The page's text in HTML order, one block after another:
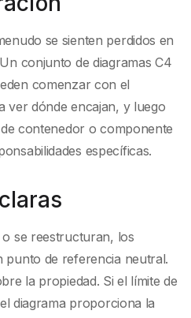
se sienten perdidos en
conjunto de diagramas C4
comenzar con el
ver dónde encajan, y luego
contenedor o componente
específicas.
se reestructuran, los
punto de referencia neutral.
la propiedad. Si el límite de
diagrama proporciona la